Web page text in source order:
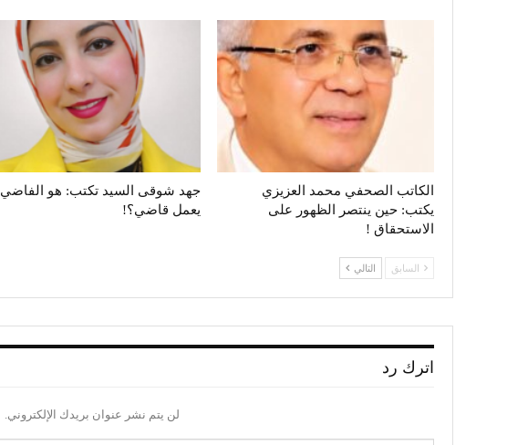
الكاتب الصحفي محمد العزيزي
يكتب: حين ينتصر الظهور على
الاستحقاق !
جهد شوقى السيد تكتب: هو الفاضي
يعمل قاضي؟!
السابق التالي
اترك رد
لن يتم نشر عنوان بريدك الإلكتروني.